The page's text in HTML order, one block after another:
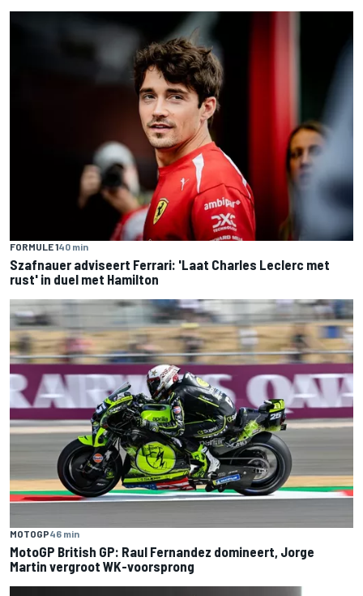
FORMULE 140 min
Szafnauer adviseert Ferrari: 'Laat Charles Leclerc met
rust' in duel met Hamilton
MOTOGP46 min
MotoGP British GP: Raul Fernandez domineert, Jorge
Martin vergroot WK-voorsprong